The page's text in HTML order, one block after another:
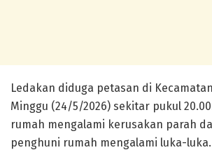
Ledakan diduga petasan di
Minggu (24/5/2026) sekitar pukul
rumah mengalami kerusakan parah
penghuni rumah mengalami luka-luka.